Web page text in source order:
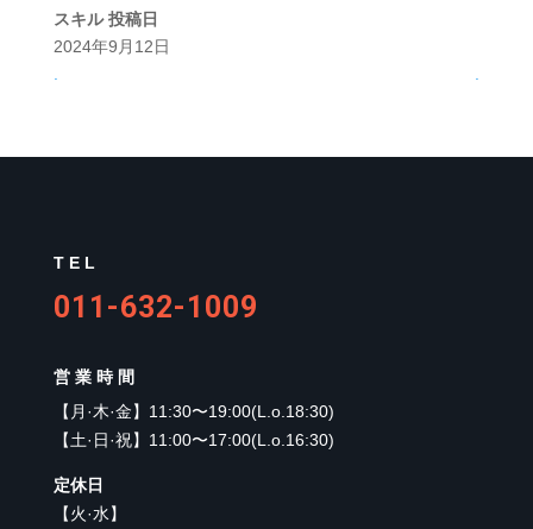
スキル 投稿日
2024年9月12日
TEL
011-632-1009
営業時間
【 月·木·金】 11:30〜19:00(L.o.18:30)
【土·日·祝】 11:00〜17:00(L.o.16:30)
定休日
【火·水】